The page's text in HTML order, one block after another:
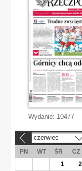
Wydanie: 10477
czerwiec
PN WT ŚR CZ
1
2